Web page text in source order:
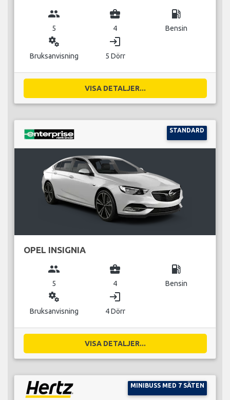
group
5
business_center
4
local_gas_station
Bensin
miscellaneous_services
Bruksanvisning
login
5 Dörr
VISA DETALJER...
STANDARD
OPEL INSIGNIA
group
5
business_center
4
local_gas_station
Bensin
miscellaneous_services
Bruksanvisning
login
4 Dörr
VISA DETALJER...
MINIBUSS MED 7 SÄTEN